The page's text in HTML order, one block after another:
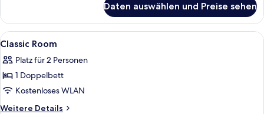
Daten auswählen und Preise sehen
Alle
Fotos
für
Classic
Room
anzeigen
Ein Hotelzimmer mit einem Bett,
5
Classic Room
Platz für 2 Personen
1 Doppelbett
Kostenloses WLAN
Weitere Details
Weitere